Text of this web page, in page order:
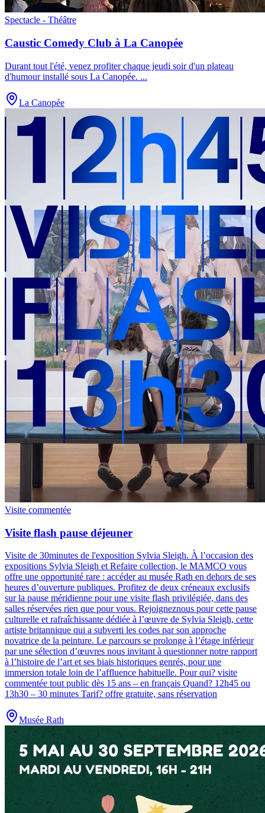
Spectacle - Théâtre
Caustic Comedy Club à La Canopée
Durant tout l'été, venez profiter chaque jeudi soir d'un plateau
d'humour installé sous La Canopée. ...
La Canopée
Visite commentée
Visite flash pause déjeuner
Visite de 30minutes de l'exposition Sylvia Sleigh. À l’occasion des
expositions Sylvia Sleigh et Refaire collection, le MAMCO vous
offre une opportunité rare : accéder au musée Rath en dehors de ses
heures d’ouverture publiques. Profitez de deux créneaux exclusifs
sur la pause méridienne pour une visite flash privilégiée, dans des
salles réservées rien que pour vous. Rejoigneznous pour cette pause
culturelle et rafraîchissante dédiée à l’œuvre de Sylvia Sleigh, cette
artiste britannique qui a subverti les codes par son approche
novatrice de la peinture. Le parcours se prolonge à l’étage inférieur
par une sélection d’œuvres nous invitant à questionner notre rapport
à l’histoire de l’art et ses biais historiques genrés, pour une
immersion totale loin de l’affluence habituelle. Pour qui? visite
commentée tout public dès 15 ans – en français Quand? 12h45 ou
13h30 – 30 minutes Tarif? offre gratuite, sans réservation
Musée Rath